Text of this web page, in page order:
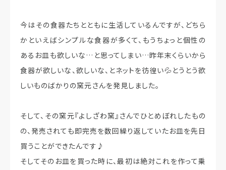
今はその食器たちとともに生活しているんですが、どちら
かといえばシンプルな食器が多くて、もうちょっと個性の
あるお皿も欲しいな…と思ってしまい…昨年末くらいから
食器が欲しいな、欲しいな、とネットを彷徨い💦とうとう欲
しいものばかりの窯元さんを発見しました。
そして、その窯元『よしざわ窯』さんでひとめぼれしたもの
の、発売されても即完売を数回繰り返していたお皿を先日
買うことができたんです♪
そしてそのお皿を買った時に、最初は絶対これを作って乗